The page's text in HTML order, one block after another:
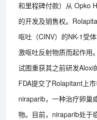
和里程碑付款）从 Opko
的开发及销售权。
呕吐（CINV）的NK-1受
激呕吐反射物质而起作用
试图重获其之前研发
FDA提交了Rolapitant上
niraparib，一种治疗卵巢
物。目前，niraparib处于